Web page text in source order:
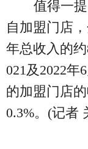
值得一
自加盟门店
年总收入的约
021及2022年
的加盟门店
0.3%。(记者